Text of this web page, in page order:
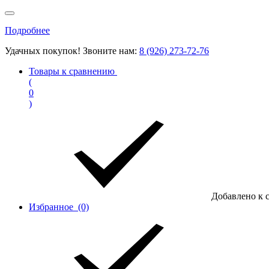
Подробнее
Удачных покупок! Звоните нам: 8 (926) 273-72-76
Товары к сравнению
(
0
)
Добавлено к
Избранное (0)